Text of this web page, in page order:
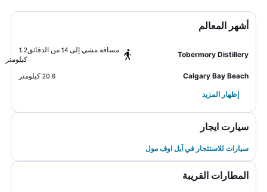
أشهر المعالم
Tobermory Distillery
مسافة مشي إلى 14 من الدقائق
1.2
كيلومتر
Calgary Bay Beach
20.6 كيلومتر
إظهار المزيد
سيارت ايجار
سيارات للاستئجار في آيل اوف مول
المطارات القريبة